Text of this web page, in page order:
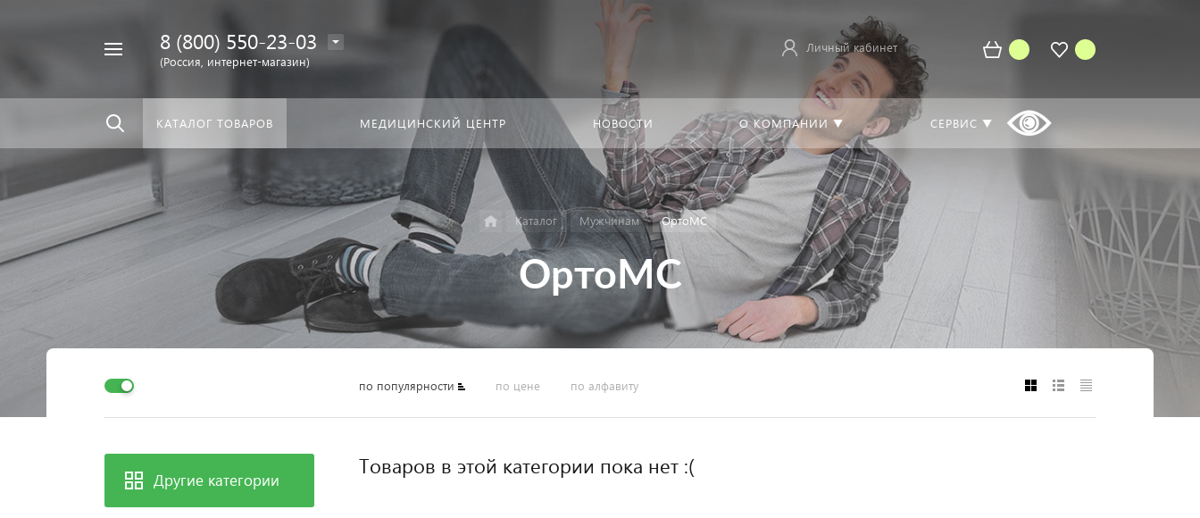
8 (800) 550-23-03
(Россия, интернет-магазин)
Личный кабинет
КАТАЛОГ ТОВАРОВ МЕДИЦИНСКИЙ ЦЕНТР НОВОСТИ О КОМПАНИИ ▼ СЕРВИС ▼
Каталог Мужчинам ОртоМС
ОртоМС
по популярности по цене по алфавиту
Другие категории
Товаров в этой категории пока нет :(